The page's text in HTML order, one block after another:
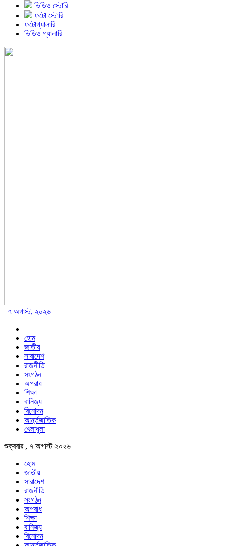
ভিডিও স্টোরি
ফটো স্টোরি
ফটোগ্যালারি
ভিডিও গ্যালারি
| ৭ অগাস্ট, ২০২৬
হোম
জাতীয়
সারাদেশ
রাজনীতি
সংগঠন
অপরাধ
শিক্ষা
বানিজ্য
বিনোদন
আর্ন্তজাতিক
খেলাধুলা
শুক্রবার , ৭ অগাস্ট ২০২৬
হোম
জাতীয়
সারাদেশ
রাজনীতি
সংগঠন
অপরাধ
শিক্ষা
বানিজ্য
বিনোদন